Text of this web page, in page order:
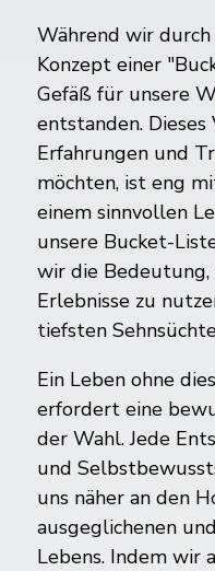
Während wir durch
Konzept einer
Gefäß für unsere
entstanden. Dieses
Erfahrungen und
möchten, ist eng
einem sinnvollen
unsere Bucket-
wir die Bedeutung,
Erlebnisse zu
tiefsten
Ein Leben ohne
erfordert eine
der Wahl. Jede
und
uns näher an den
ausgeglichenen
Lebens. Indem wir